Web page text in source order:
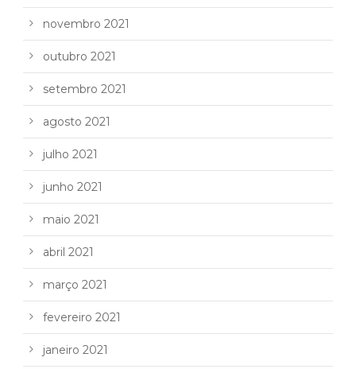
novembro 2021
outubro 2021
setembro 2021
agosto 2021
julho 2021
junho 2021
maio 2021
abril 2021
março 2021
fevereiro 2021
janeiro 2021